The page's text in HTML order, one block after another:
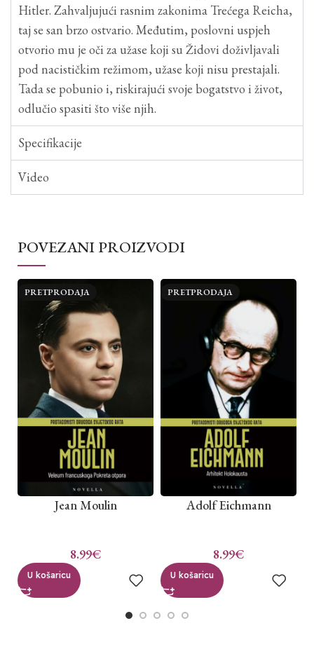
Hitler. Zahvaljujući rasnim zakonima Trećega Reicha,
taj se san brzo ostvario. Međutim, poslovni uspjeh
otvorio mu je oči za užase koji su Židovi doživljavali
pod nacističkim režimom, užase koji nisu prestajali.
Tada se pobunio i, riskirajući svoje bogatstvo i život,
odlučio spasiti što više njih.
Specifikacije
Video
POVEZANI PROIZVODI
PRETPRODAJA
Jean Moulin
8.99€
U košaricu
PRETPRODAJA
Adolf Eichmann
8.99€
U košaricu